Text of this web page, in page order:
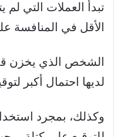
الأقل في المنافسة
الشخص الذي يخزن
لديها احتمال أكبر
وكذلك، بمجرد